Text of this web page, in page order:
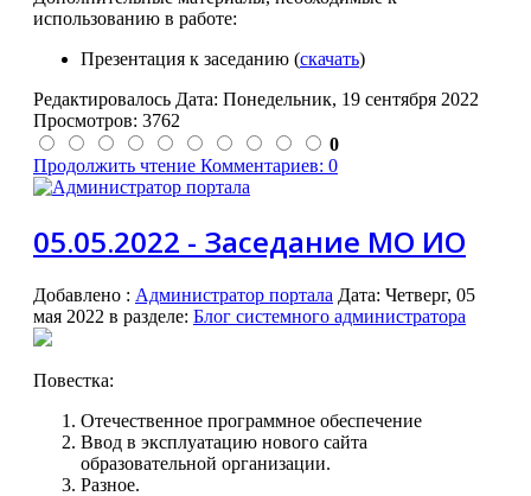
использованию в работе:
Презентация к заседанию (скачать)
Редактировалось Дата: Понедельник, 19 сентября 2022
Просмотров: 3762
0
Продолжить чтение Комментариев: 0
05.05.2022 - Заседание МО ИО
Добавлено : Администратор портала Дата: Четверг, 05
мая 2022 в разделе: Блог системного администратора
Повестка:
Отечественное программное обеспечение
Ввод в эксплуатацию нового сайта
образовательной организации.
Разное.